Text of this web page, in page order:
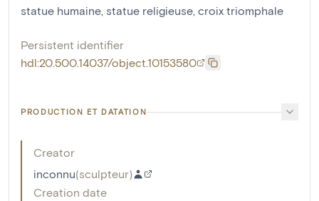
statue humaine, statue religieuse, croix triomphale
Persistent identifier
hdl:20.500.14037/object.10153580
PRODUCTION ET DATATION
Creator
inconnu(sculpteur)
Creation date